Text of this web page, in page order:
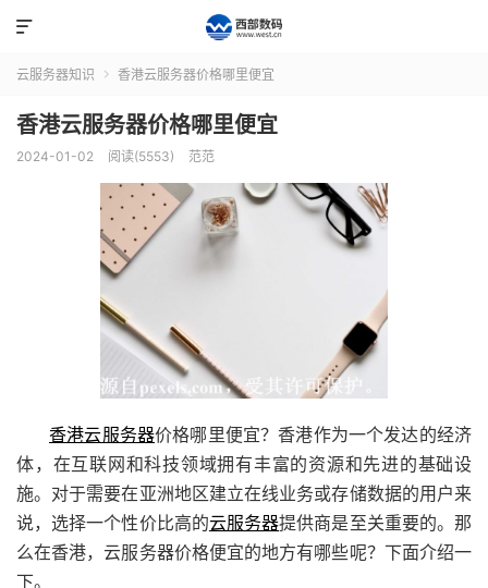

云服务器知识  香港云服务器价格哪里便宜
香港云服务器价格哪里便宜
2024-01-02 阅读(5553) 范范
香港云服务器价格哪里便宜？香港作为一个发达的经济
体，在互联网和科技领域拥有丰富的资源和先进的基础设
施。对于需要在亚洲地区建立在线业务或存储数据的用户来
说，选择一个性价比高的云服务器提供商是至关重要的。那
么在香港，云服务器价格便宜的地方有哪些呢？下面介绍一
下。